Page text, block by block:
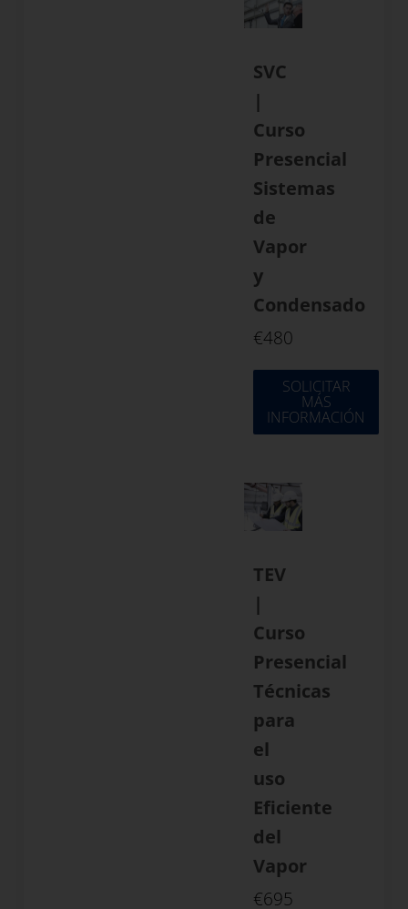
SVC
|
Curso
Presencial
Sistemas
de
Vapor
y
Condensado
€480
SOLICITAR
MÁS
INFORMACIÓN
TEV
|
Curso
Presencial
Técnicas
para
el
uso
Eficiente
del
Vapor
€695